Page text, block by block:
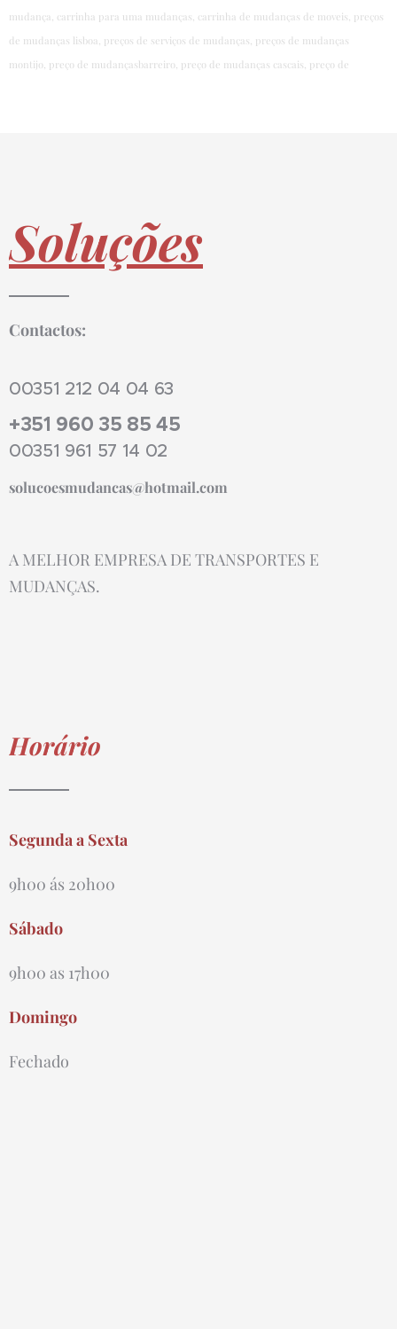
mudança, carrinha para uma mudanças, carrinha de mudanças de moveis, preços
de mudanças lisboa, preços de serviços de mudanças, preços de mudanças
montijo, preço de mudançasbarreiro, preço de mudanças cascais, preço de ​
Soluções
Contactos:
00351 212 04 04 63
+351 960 35 85 45
00351 961 57 14 02
solucoesmudancas@hotmail.com
A MELHOR EMPRESA DE TRANSPORTES E
MUDANÇAS.
Horário
Segunda a Sexta
9h00 ás 20h00
Sábado
9h00 as 17h00
Domingo
Fechado